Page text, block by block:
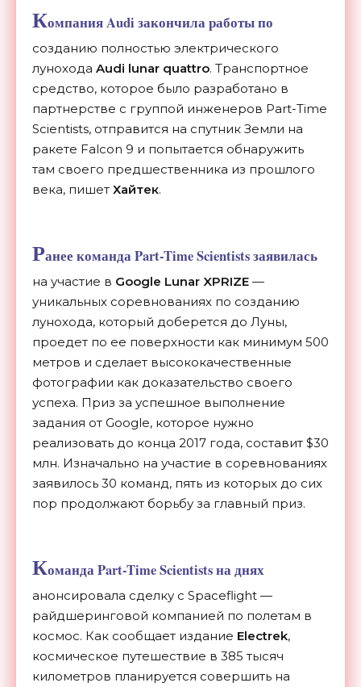
Компания Audi закончила работы по
созданию полностью электрического
лунохода Audi lunar quattro. Транспортное
средство, которое было разработано в
партнерстве с группой инженеров Part-Time
Scientists, отправится на спутник Земли на
ракете Falcon 9 и попытается обнаружить
там своего предшественника из прошлого
века, пишет Хайтек.
Ранее команда Part-Time Scientists заявилась
на участие в Google Lunar XPRIZE —
уникальных соревнованиях по созданию
лунохода, который доберется до Луны,
проедет по ее поверхности как минимум 500
метров и сделает высококачественные
фотографии как доказательство своего
успеха. Приз за успешное выполнение
задания от Google, которое нужно
реализовать до конца 2017 года, составит $30
млн. Изначально на участие в соревнованиях
заявилось 30 команд, пять из которых до сих
пор продолжают борьбу за главный приз.
КомандаPart-Time Scientistsна днях
анонсировала сделку с Spaceflight —
райдшеринговой компанией по полетам в
космос. Как сообщает издание Electrek,
космическое путешествие в 385 тысяч
километров планируется совершить на